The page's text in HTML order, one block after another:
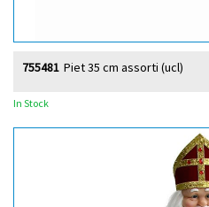
Piet 35 cm assorti (ucl)
755481
In Stock